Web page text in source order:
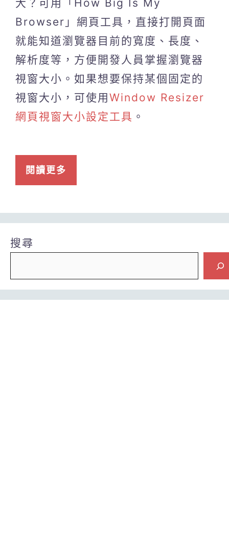
大？可用「How Big Is My
Browser」網頁工具，直接打開頁面
就能知道瀏覽器目前的寬度、長度、
解析度等，方便開發人員掌握瀏覽器
視窗大小。如果想要保持某個固定的
視窗大小，可使用Window Resizer
網頁視窗大小設定工具 。
閱讀更多
搜尋